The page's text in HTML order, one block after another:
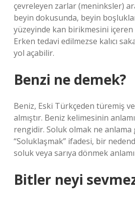
çevreleyen zarlar (meninksler)
beyin dokusunda, beyin
yüzeyinde kan birikmesini
Erken tedavi edilmezse kalıcı
yol açabilir.
Benzi ne demek?
Beniz, Eski Türkçeden türemiş
almıştır. Beniz kelimesinin
rengidir. Soluk olmak ne anlama
“Soluklaşmak” ifadesi, bir
soluk veya sarıya dönmek
Bitler neyi